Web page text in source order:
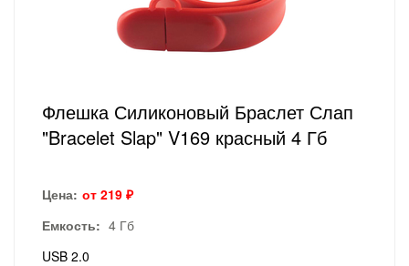
Флешка Силиконовый Браслет Слап
"Bracelet Slap" V169 красный 4 Гб
Цена: от 219 ₽
Емкость: 4 Гб
USB 2.0